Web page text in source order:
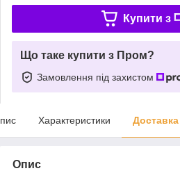
Купити з
Що таке купити з Пром?
Замовлення під захистом
Характеристики Доставка
Опис